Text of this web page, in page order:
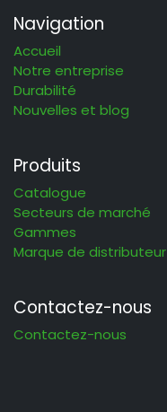
Navigation
Accueil
Notre entreprise
Durabilité
Nouvelles et blog
Produits
Catalogue
Secteurs de marché
Gammes
Marque de distributeur
Contactez-nous
Contactez-nous